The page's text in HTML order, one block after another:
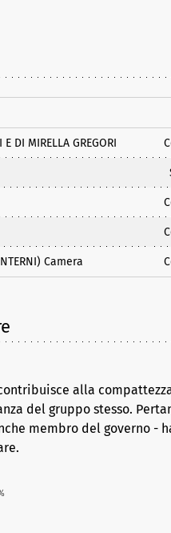
DI MIRELLA GREGORI
Camera
alla
del gruppo stesso.
membro del governo -